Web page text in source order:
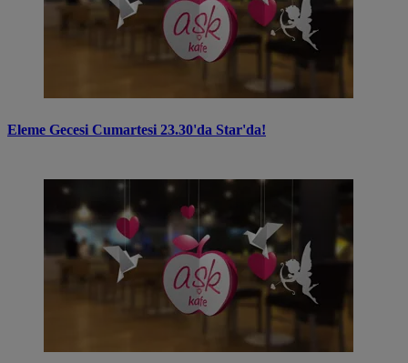
Eleme Gecesi Cumartesi 23.30'da Star'da!